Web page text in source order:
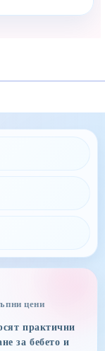
цени
практични
за бебето и